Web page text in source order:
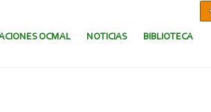
OCMAL NOTICIAS BIBLIOTECA